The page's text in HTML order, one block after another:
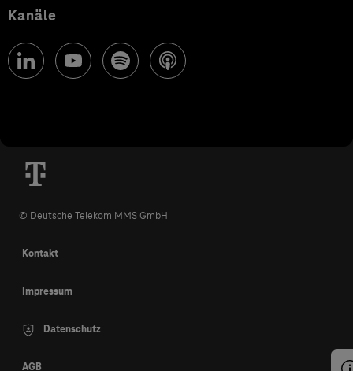
Kanäle
© Deutsche Telekom MMS GmbH
Kontakt
Impressum
Datenschutz
AGB